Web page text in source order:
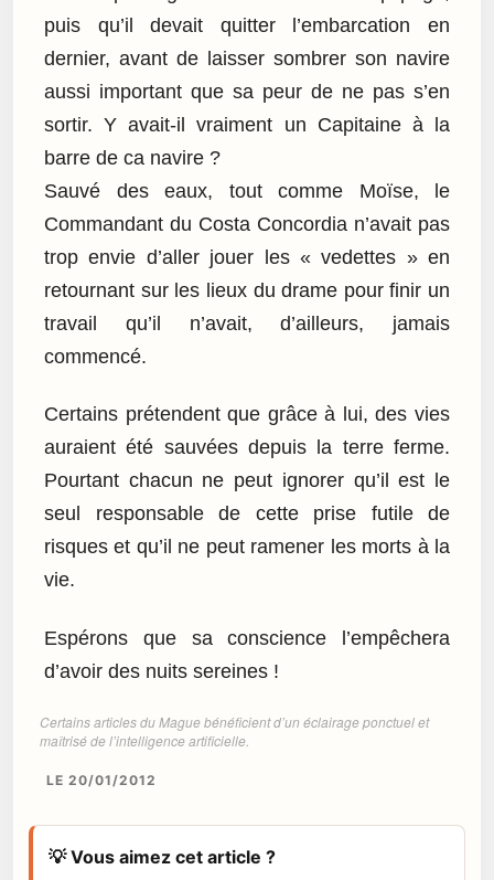
puis qu’il devait quitter l’embarcation en
dernier, avant de laisser sombrer son navire
aussi important que sa peur de ne pas s’en
sortir. Y avait-il vraiment un Capitaine à la
barre de ca navire ?
Sauvé des eaux, tout comme Moïse, le
Commandant du Costa Concordia n’avait pas
trop envie d’aller jouer les « vedettes » en
retournant sur les lieux du drame pour finir un
travail qu’il n’avait, d’ailleurs, jamais
commencé.
Certains prétendent que grâce à lui, des vies
auraient été sauvées depuis la terre ferme.
Pourtant chacun ne peut ignorer qu’il est le
seul responsable de cette prise futile de
risques et qu’il ne peut ramener les morts à la
vie.
Espérons que sa conscience l’empêchera
d’avoir des nuits sereines !
Certains articles du Mague bénéficient d’un éclairage ponctuel et
maîtrisé de l’intelligence artificielle.
LE 20/01/2012
💡 Vous aimez cet article ?